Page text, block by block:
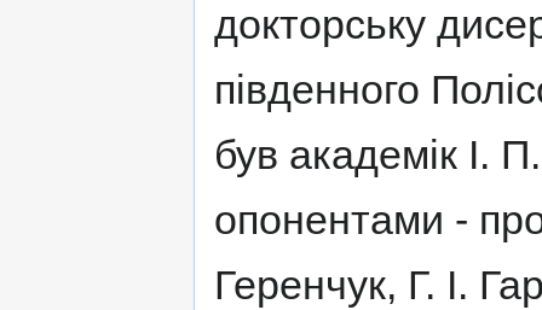
докторську
південного
був академік І.
опонентами -
Геренчук, Г. І.